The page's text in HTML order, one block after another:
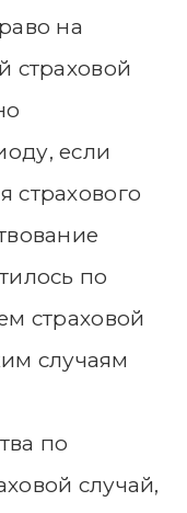
на
страховой
если
страхового
по
страховой
случаям
по
случай,